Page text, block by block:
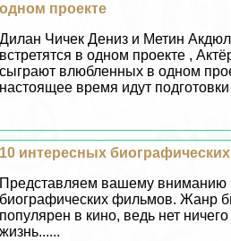
одном проекте
Дилан Чичек Дениз и Метин
встретятся в одном проекте ,
сыграют влюбленных в одном
настоящее время идут подготовки
10 интересных
Представляем вашему вниманию
биографических фильмов. Жанр
популярен в кино, ведь нет
жизнь......